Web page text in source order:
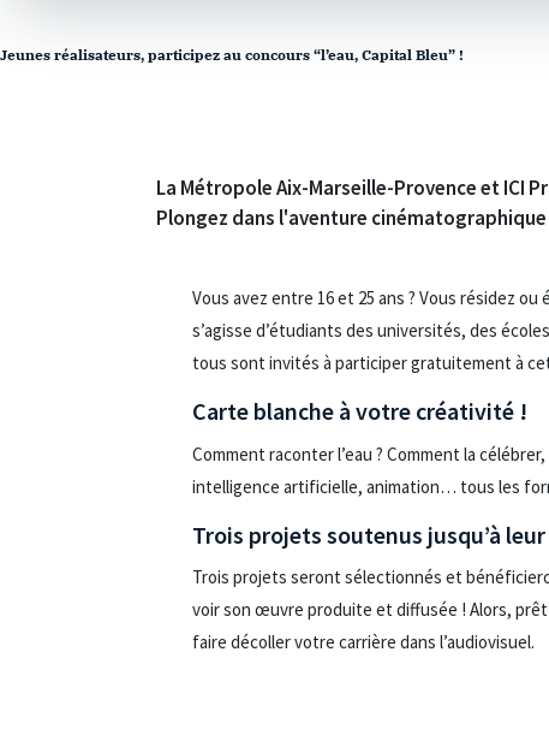
Jeunes réalisateurs, participez au concours “l’eau, Capital Bleu” !
La Métropole Aix-Marseille-Provence et ICI
Plongez dans l'aventure cinématographique
Vous avez entre 16 et 25 ans ? Vous résidez
s’agisse d’étudiants des universités, des
tous sont invités à participer gratuitement à
Carte blanche à votre créativité !
Comment raconter l’eau ? Comment la
intelligence artificielle, animation… tous les
Trois projets soutenus jusqu’à
Trois projets seront sélectionnés et
voir son œuvre produite et diffusée ! Alors, prêt
faire décoller votre carrière dans l’audiovisuel.